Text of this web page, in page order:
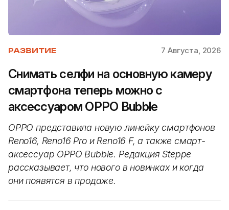
РАЗВИТИЕ 7 Августа, 2026
Снимать селфи на основную камеру
смартфона теперь можно с
аксессуаром OPPO Bubble
OPPO представила новую линейку смартфонов
Reno16, Reno16 Pro и Reno16 F, а также смарт-
аксессуар OPPO Bubble. Редакция Steppe
рассказывает, что нового в новинках и когда
они появятся в продаже.